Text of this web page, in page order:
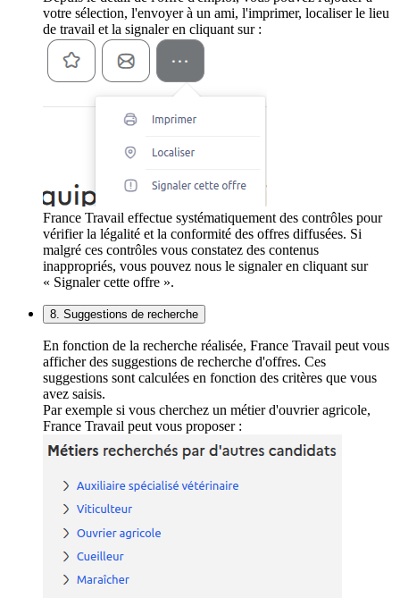
votre sélection, l'envoyer à un ami, l'imprimer, localiser le lieu
de travail et la signaler en cliquant sur :
France Travail effectue systématiquement des contrôles pour
vérifier la légalité et la conformité des offres diffusées. Si
malgré ces contrôles vous constatez des contenus
inappropriés, vous pouvez nous le signaler en cliquant sur
« Signaler cette offre ».
8. Suggestions de recherche
En fonction de la recherche réalisée, France Travail peut vous
afficher des suggestions de recherche d'offres. Ces
suggestions sont calculées en fonction des critères que vous
avez saisis.
Par exemple si vous cherchez un métier d'ouvrier agricole,
France Travail peut vous proposer :